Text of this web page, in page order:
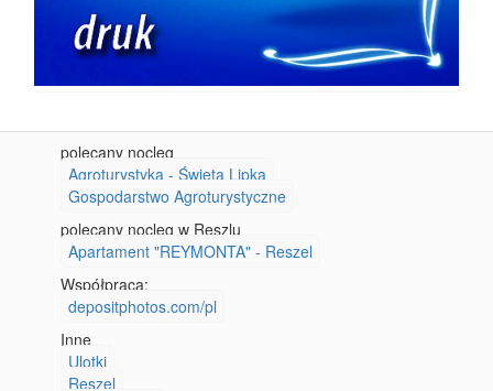
polecany nocleg
Agroturystyka - Święta Lipka
Gospodarstwo Agroturystyczne
polecany nocleg w Reszlu
Apartament "REYMONTA" - Reszel
Współpraca:
depositphotos.com/pl
Inne
Ulotki
Reszel